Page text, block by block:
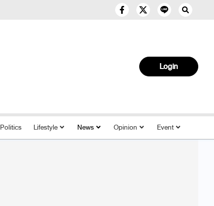
Login
Politics Lifestyle News Opinion Event